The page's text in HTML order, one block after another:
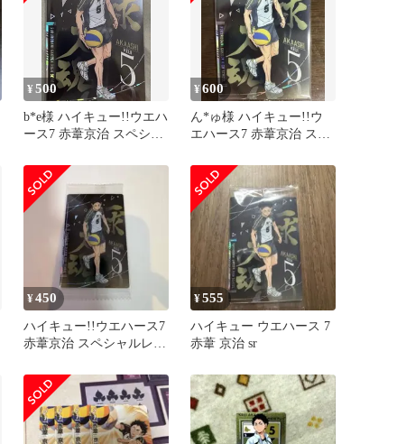
¥500
b*e様 ハイキュー!!ウエハ
ース7 赤葦京治 スペシャ
¥600
ん*ゅ様 ハイキュー!!ウ
エハース7 赤葦京治 スペ
¥450
ハイキュー!!ウエハース7
赤葦京治 スペシャルレア
¥555
ハイキュー ウエハース 7
赤葦 京治 sr